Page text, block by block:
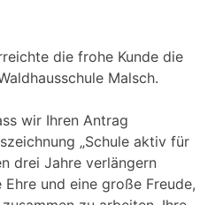
die frohe Kunde die
Malsch.
wir Ihren Antrag
„Schule aktiv für
drei Jahre verlängern
und eine große Freude,